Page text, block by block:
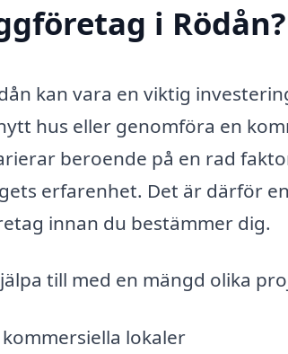
i Rödån?
kan vara en viktig
hus eller genomföra en
beroende på en rad
erfarenhet. Det är därför
innan du bestämmer dig.
till med en mängd olika
lokaler